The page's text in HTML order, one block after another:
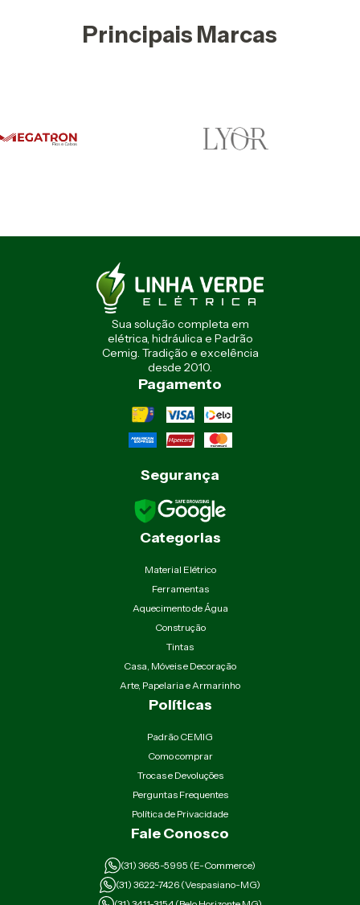
Principais Marcas
Sua solução completa em
elétrica, hidráulica e Padrão
Cemig. Tradição e excelência
desde 2010.
Pagamento
Segurança
Categorias
Material Elétrico
Ferramentas
Aquecimento de Água
Construção
Tintas
Casa, Móveis e Decoração
Arte, Papelaria e Armarinho
Políticas
Padrão CEMIG
Como comprar
Trocas e Devoluções
Perguntas Frequentes
Política de Privacidade
Fale Conosco
(31) 3665-5995 (E-Commerce)
(31) 3622-7426 (Vespasiano-MG)